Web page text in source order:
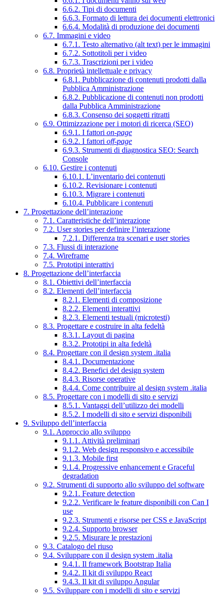
6.6.2. Tipi di documenti
6.6.3. Formato di lettura dei documenti elettronici
6.6.4. Modalità di produzione dei documenti
6.7. Immagini e video
6.7.1. Testo alternativo (alt text) per le immagini
6.7.2. Sottotitoli per i video
6.7.3. Trascrizioni per i video
6.8. Proprietà intellettuale e privacy
6.8.1. Pubblicazione di contenuti prodotti dalla
Pubblica Amministrazione
6.8.2. Pubblicazione di contenuti non prodotti
dalla Pubblica Amministrazione
6.8.3. Consenso dei soggetti ritratti
6.9. Ottimizzazione per i motori di ricerca (SEO)
6.9.1. I fattori on-page
6.9.2. I fattori off-page
6.9.3. Strumenti di diagnostica SEO: Search
Console
6.10. Gestire i contenuti
6.10.1. L’inventario dei contenuti
6.10.2. Revisionare i contenuti
6.10.3. Migrare i contenuti
6.10.4. Pubblicare i contenuti
7. Progettazione dell’interazione
7.1. Caratteristiche dell’interazione
7.2. User stories per definire l’interazione
7.2.1. Differenza tra scenari e user stories
7.3. Flussi di interazione
7.4. Wireframe
7.5. Prototipi interattivi
8. Progettazione dell’interfaccia
8.1. Obiettivi dell’interfaccia
8.2. Elementi dell’interfaccia
8.2.1. Elementi di composizione
8.2.2. Elementi interattivi
8.2.3. Elementi testuali (microtesti)
8.3. Progettare e costruire in alta fedeltà
8.3.1. Layout di pagina
8.3.2. Prototipi in alta fedeltà
8.4. Progettare con il design system .italia
8.4.1. Documentazione
8.4.2. Benefici del design system
8.4.3. Risorse operative
8.4.4. Come contribuire al design system .italia
8.5. Progettare con i modelli di sito e servizi
8.5.1. Vantaggi dell’utilizzo dei modelli
8.5.2. I modelli di sito e servizi disponibili
9. Sviluppo dell’interfaccia
9.1. Approccio allo sviluppo
9.1.1. Attività preliminari
9.1.2. Web design responsivo e accessibile
9.1.3. Mobile first
9.1.4. Progressive enhancement e Graceful
degradation
9.2. Strumenti di supporto allo sviluppo del software
9.2.1. Feature detection
9.2.2. Verificare le feature disponibili con Can I
use
9.2.3. Strumenti e risorse per CSS e JavaScript
9.2.4. Supporto browser
9.2.5. Misurare le prestazioni
9.3. Catalogo del riuso
9.4. Sviluppare con il design system .italia
9.4.1. Il framework Bootstrap Italia
9.4.2. Il kit di sviluppo React
9.4.3. Il kit di sviluppo Angular
9.5. Sviluppare con i modelli di sito e servizi